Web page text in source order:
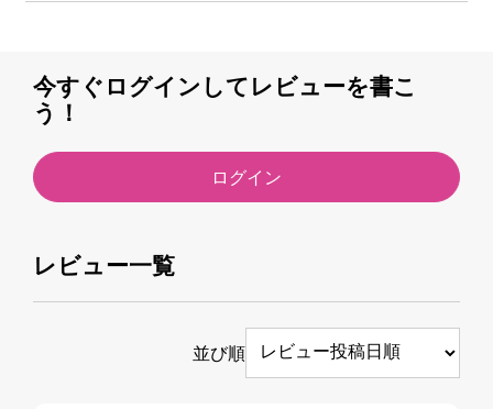
今すぐログインしてレビューを書こ
う！
ログイン
レビュー一覧
並び順